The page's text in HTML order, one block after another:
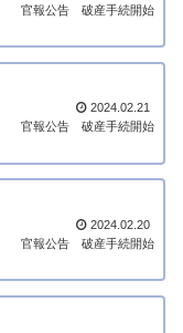
官報公告
破産手続開始
2024.02.21
官報公告
破産手続開始
2024.02.20
官報公告
破産手続開始